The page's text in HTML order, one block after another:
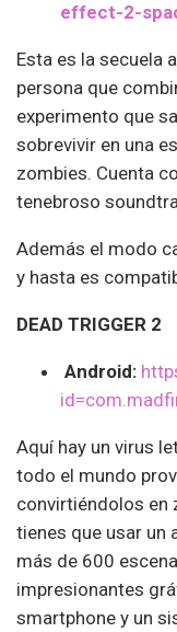
effect-2-
Esta es la secuela
persona que
experimento que
sobrevivir en una
zombies. Cuenta
tenebroso
Además el modo
y hasta es
DEAD TRIGGER 2
Android:
Aquí hay un virus
todo el mundo
convirtiéndolos en
tienes que usar un
más de 600
impresionantes
smartphone y un